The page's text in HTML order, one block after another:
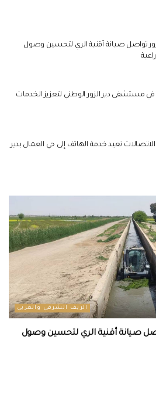
الزور تواصل صيانة أقنية الري لتحسين وصول
مستشفى دير الزور الوطني لتعزيز الخدمات
14 عاماً.. الاتصالات تعيد خدمة الهاتف إلى حي العمال بدير
الريف الشرقي والغربي
تواصل صيانة أقنية الري لتحسين وصول